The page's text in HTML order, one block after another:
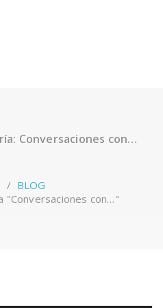
Conversaciones con…
/ BLOG
"Conversaciones con…"